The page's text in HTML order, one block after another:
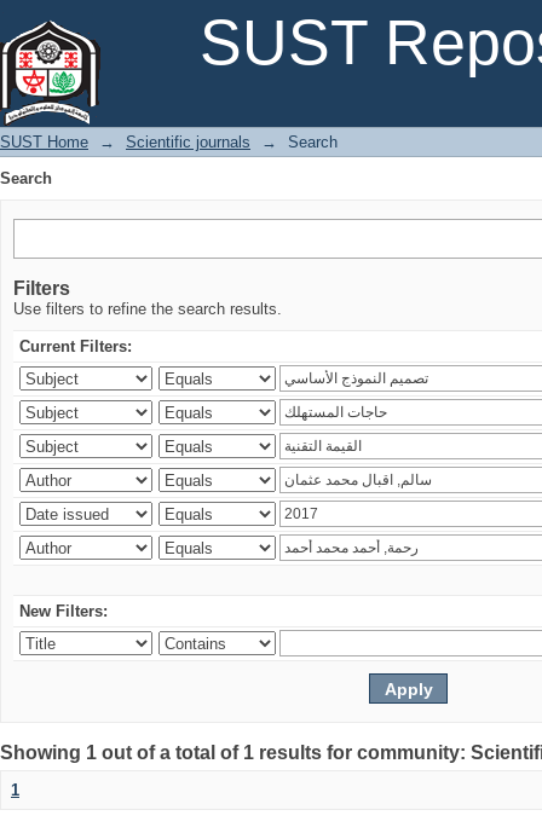
SUST
SUST Home → Scientific journals →
Search
Search
Filters
Use filters to refine the search results.
Current Filters:
New Filters:
Showing 1 out of a total of 1 results for community:
1